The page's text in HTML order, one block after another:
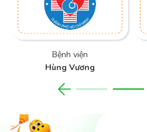
Bệnh viện
Hùng Vương